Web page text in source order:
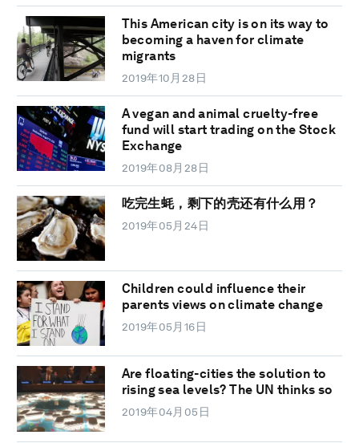
This American city is on its way to
becoming a haven for climate
migrants
2019年10月28日
A vegan and animal cruelty-free
fund will start trading on the Stock
Exchange
2019年08月28日
吃完生蚝，剩下的壳还有什么用？
2019年05月24日
Children could influence their
parents views on climate change
2019年05月16日
Are floating-cities the solution to
rising sea levels? The UN thinks so
2019年04月05日